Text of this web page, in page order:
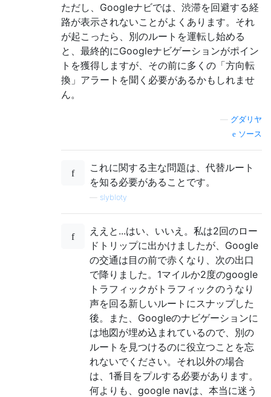
ただし、Googleナビでは、渋滞を回避する経
路が表示されないことがよくあります。それ
が起こったら、別のルートを運転し始める
と、最終的にGoogleナビゲーションがポイン
トを獲得しますが、その前に多くの「方向転
換」アラートを聞く必要があるかもしれませ
ん。
グダリヤ
ソース
これに関する主な問題は、代替ルート
を知る必要があることです。
slybloty
ええと...はい、いいえ。私は2回のロー
ドトリップに出かけましたが、Google
の交通は目の前で赤くなり、次の出口
で降りました。1マイルか2度のgoogle
トラフィックがトラフィックのうなり
声を回る新しいルートにスナップした
後。また、Googleのナビゲーションに
は地図が埋め込まれているので、別の
ルートを見つけるのに役立つことを忘
れないでください。それ以外の場合
は、1番目をプルする必要があります。
何よりも、google navは、本当に迷う